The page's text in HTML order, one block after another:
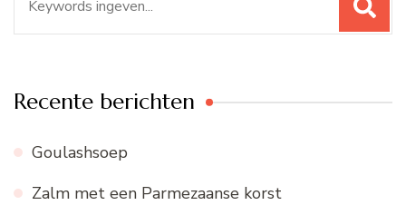
naar:
Recente berichten
Goulashsoep
Zalm met een Parmezaanse korst